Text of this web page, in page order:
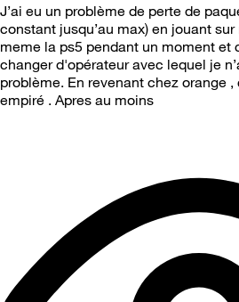
J’ai eu un problème de perte de
constant jusqu’au max) en jouant
meme la ps5 pendant un moment et
changer d'opérateur avec lequel je
problème. En revenant chez orange ,
empiré . Apres au moins